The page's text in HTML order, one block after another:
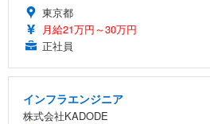
東京都
月給21万円～30万円
正社員
インフラエンジニア
株式会社KADODE